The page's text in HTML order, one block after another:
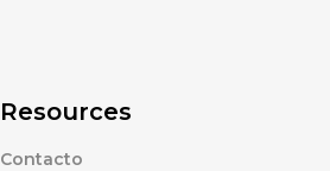
Resources
Contacto